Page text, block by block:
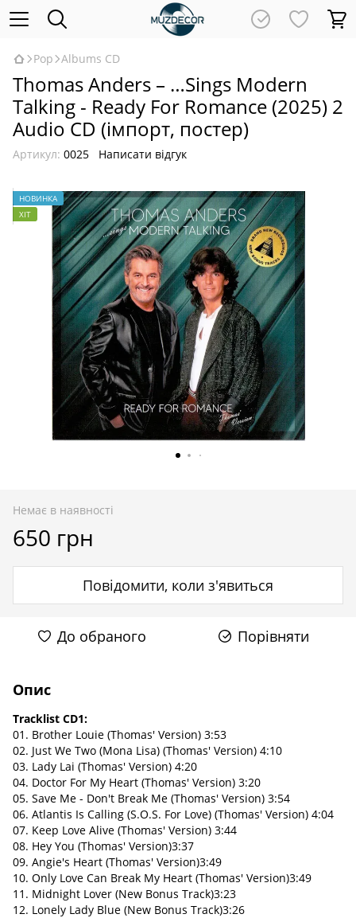
Pop Albums CD
Thomas Anders – …Sings Modern
Talking - Ready For Romance (2025) 2
Audio CD (імпорт, постер)
Артикул: 0025 Написати відгук
НОВИНКА
ХІТ
Немає в наявності
650 грн
Повідомити, коли з'явиться
До обраного Порівняти
Опис
Tracklist CD1:
01. Brother Louie (Thomas' Version) 3:53
02. Just We Two (Mona Lisa) (Thomas' Version) 4:10
03. Lady Lai (Thomas' Version) 4:20
04. Doctor For My Heart (Thomas' Version) 3:20
05. Save Me - Don't Break Me (Thomas' Version) 3:54
06. Atlantis Is Calling (S.O.S. For Love) (Thomas' Version) 4:04
07. Keep Love Alive (Thomas' Version) 3:44
08. Hey You (Thomas' Version)3:37
09. Angie's Heart (Thomas' Version)3:49
10. Only Love Can Break My Heart (Thomas' Version)3:49
11. Midnight Lover (New Bonus Track)3:23
12. Lonely Lady Blue (New Bonus Track)3:26